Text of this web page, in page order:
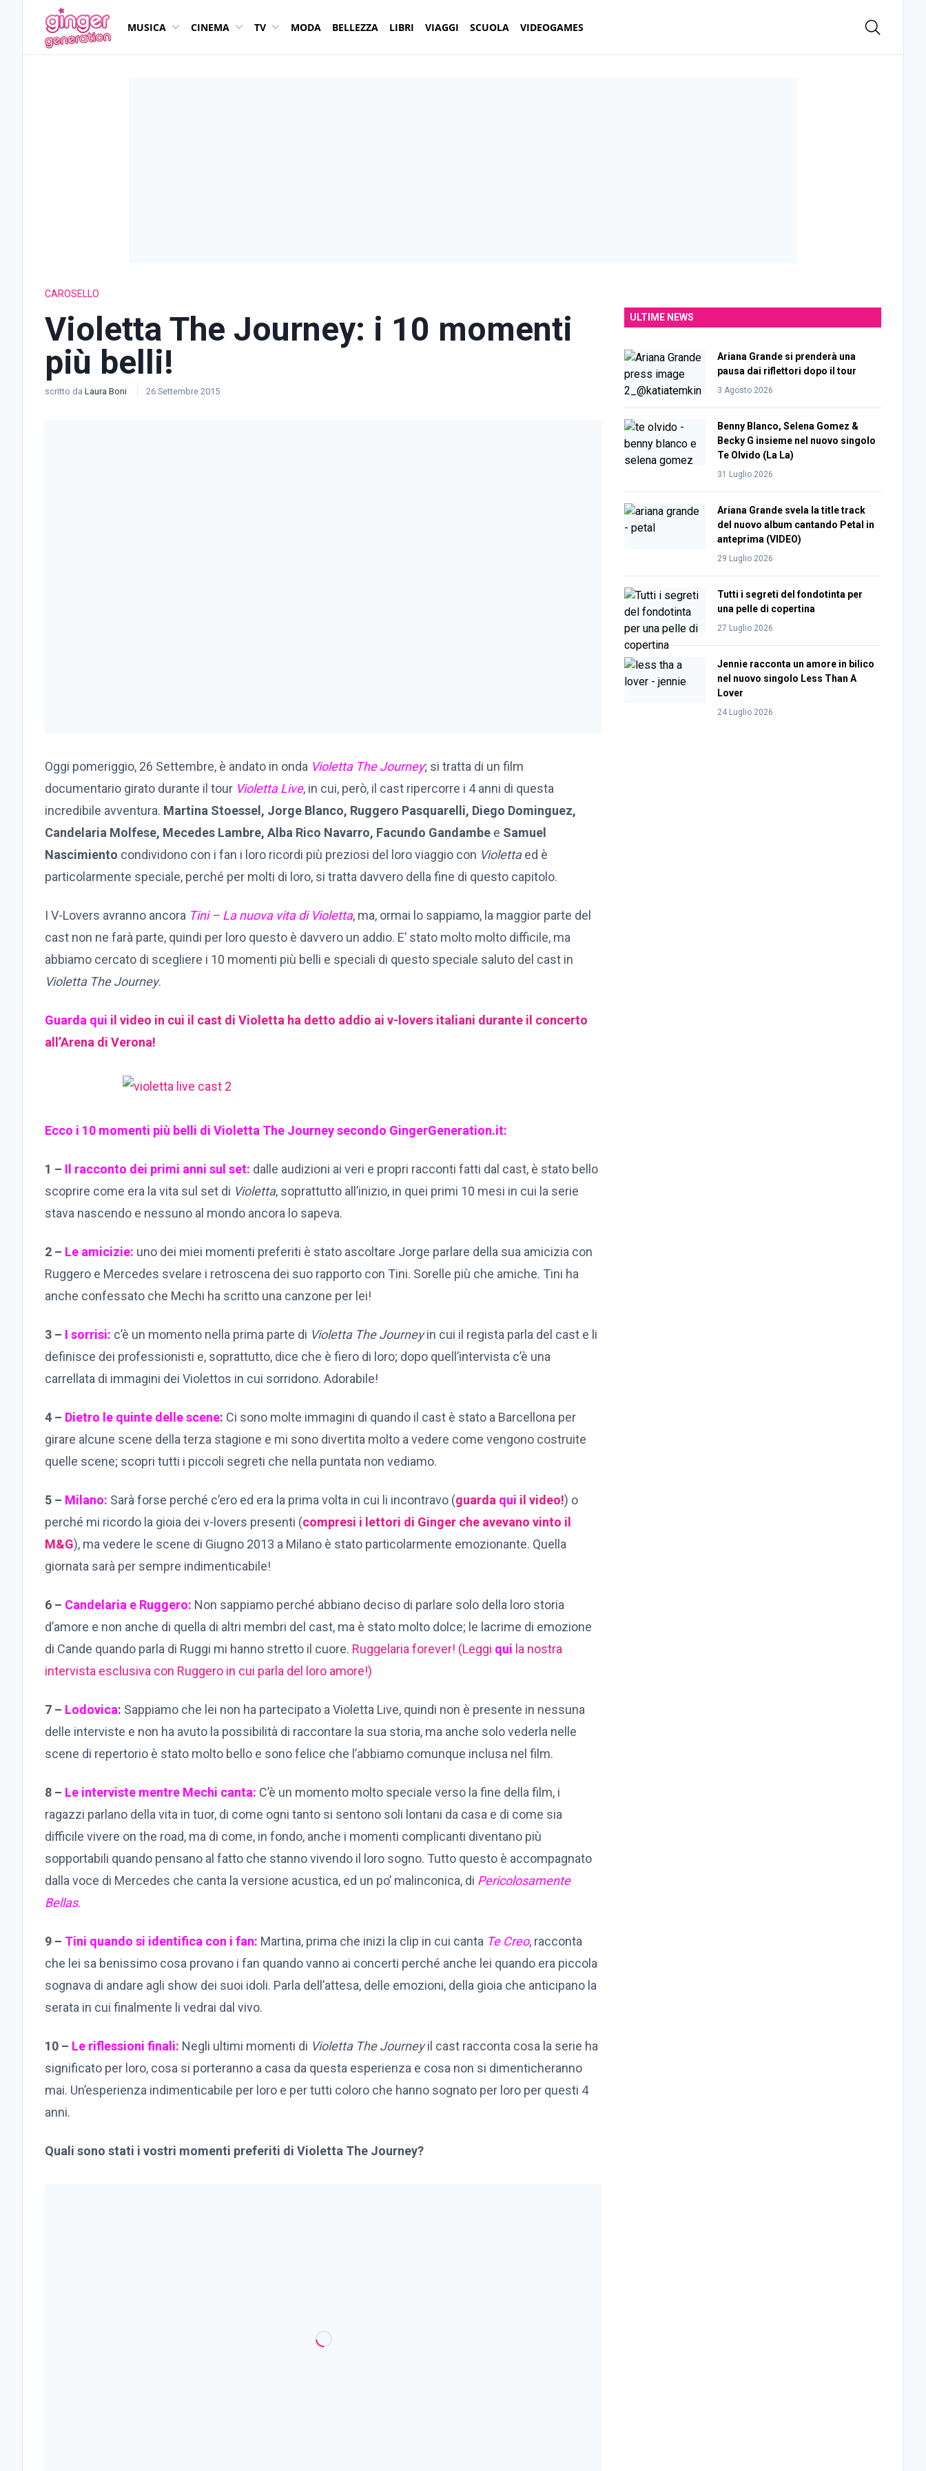
MUSICA CINEMA TV MODA BELLEZZA LIBRI VIAGGI SCUOLA VIDEOGAMES
CAROSELLO
Violetta The Journey: i 10 momenti
più belli!
scritto da Laura Boni 26 Settembre 2015
Oggi pomeriggio, 26 Settembre, è andato in onda Violetta The Journey; si tratta di un film
documentario girato durante il tour Violetta Live, in cui, però, il cast ripercorre i 4 anni di questa
incredibile avventura. Martina Stoessel, Jorge Blanco, Ruggero Pasquarelli, Diego Dominguez,
Candelaria Molfese, Mecedes Lambre, Alba Rico Navarro, Facundo Gandambe e Samuel
Nascimiento condividono con i fan i loro ricordi più preziosi del loro viaggio con Violettaed è
particolarmente speciale, perché per molti di loro, si tratta davvero della fine di questo capitolo.
I V-Lovers avranno ancora Tini – La nuova vita di Violetta, ma, ormai lo sappiamo, la maggior parte del
cast non ne farà parte, quindi per loro questo è davvero un addio. E’ stato molto molto difficile, ma
abbiamo cercato di scegliere i 10 momenti più belli e speciali di questo speciale saluto del cast in
Violetta The Journey.
Guarda qui il video in cui il cast di Violetta ha detto addio ai v-lovers italiani durante il concerto
all’Arena di Verona!
Ecco i 10 momenti più belli di Violetta The Journey secondo GingerGeneration.it:
1 – Il racconto dei primi anni sul set: dalle audizioni ai veri e propri racconti fatti dal cast, è stato bello
scoprire come era la vita sul set di Violetta, soprattutto all’inizio, in quei primi 10 mesi in cui la serie
stava nascendo e nessuno al mondo ancora lo sapeva.
2 – Le amicizie: uno dei miei momenti preferiti è stato ascoltare Jorge parlare della sua amicizia con
Ruggero e Mercedes svelare i retroscena dei suo rapporto con Tini. Sorelle più che amiche. Tini ha
anche confessato che Mechi ha scritto una canzone per lei!
3 – I sorrisi: c’è un momento nella prima parte di Violetta The Journeyin cui il regista parla del cast e li
definisce dei professionisti e, soprattutto, dice che è fiero di loro; dopo quell’intervista c’è una
carrellata di immagini dei Violettos in cui sorridono. Adorabile!
4 – Dietro le quinte delle scene: Ci sono molte immagini di quando il cast è stato a Barcellona per
girare alcune scene della terza stagione e mi sono divertita molto a vedere come vengono costruite
quelle scene; scopri tutti i piccoli segreti che nella puntata non vediamo.
5 – Milano: Sarà forse perché c’ero ed era la prima volta in cui li incontravo (guarda qui il video!) o
perché mi ricordo la gioia dei v-lovers presenti (compresi i lettori di Ginger che avevano vinto il
M&G), ma vedere le scene di Giugno 2013 a Milano è stato particolarmente emozionante. Quella
giornata sarà per sempre indimenticabile!
6 – Candelaria e Ruggero: Non sappiamo perché abbiano deciso di parlare solo della loro storia
d’amore e non anche di quella di altri membri del cast, ma è stato molto dolce; le lacrime di emozione
di Cande quando parla di Ruggi mi hanno stretto il cuore. Ruggelaria forever! (Leggi qui la nostra
intervista esclusiva con Ruggero in cui parla del loro amore!)
7 – Lodovica: Sappiamo che lei non ha partecipato a Violetta Live, quindi non è presente in nessuna
delle interviste e non ha avuto la possibilità di raccontare la sua storia, ma anche solo vederla nelle
scene di repertorio è stato molto bello e sono felice che l’abbiamo comunque inclusa nel film.
8 – Le interviste mentre Mechi canta: C’è un momento molto speciale verso la fine della film, i
ragazzi parlano della vita in tuor, di come ogni tanto si sentono soli lontani da casa e di come sia
difficile vivere on the road, ma di come, in fondo, anche i momenti complicanti diventano più
sopportabili quando pensano al fatto che stanno vivendo il loro sogno. Tutto questo è accompagnato
dalla voce di Mercedes che canta la versione acustica, ed un po’ malinconica, di Pericolosamente
Bellas.
9 – Tini quando si identifica con i fan: Martina, prima che inizi la clip in cui canta Te Creo, racconta
che lei sa benissimo cosa provano i fan quando vanno ai concerti perché anche lei quando era piccola
sognava di andare agli show dei suoi idoli. Parla dell’attesa, delle emozioni, della gioia che anticipano la
serata in cui finalmente li vedrai dal vivo.
10 – Le riflessioni finali: Negli ultimi momenti di Violetta The Journeyil cast racconta cosa la serie ha
significato per loro, cosa si porteranno a casa da questa esperienza e cosa non si dimenticheranno
mai. Un’esperienza indimenticabile per loro e per tutti coloro che hanno sognato per loro per questi 4
anni.
Quali sono stati i vostri momenti preferiti di Violetta The Journey?
ULTIME NEWS
Ariana Grande si prenderà una
pausa dai riflettori dopo il tour
3 Agosto 2026
Benny Blanco, Selena Gomez &
Becky G insieme nel nuovo singolo
Te Olvido (La La)
31 Luglio 2026
Ariana Grande svela la title track
del nuovo album cantando Petal in
anteprima (VIDEO)
29 Luglio 2026
Tutti i segreti del fondotinta per
una pelle di copertina
27 Luglio 2026
Jennie racconta un amore in bilico
nel nuovo singolo Less Than A
Lover
24 Luglio 2026